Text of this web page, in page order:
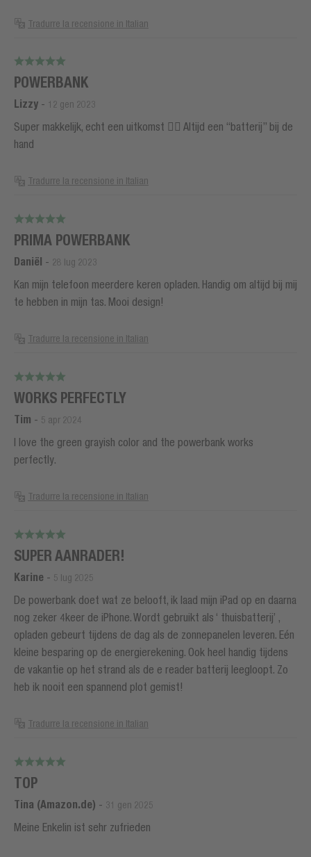
Tradurre la recensione in Italian
POWERBANK
Lizzy - 12 gen 2023
Super makkelijk, echt een uitkomst 👍🏻 Altijd een “batterij” bij de
hand
Tradurre la recensione in Italian
PRIMA POWERBANK
Daniël - 28 lug 2023
Kan mijn telefoon meerdere keren opladen. Handig om altijd bij mij
te hebben in mijn tas. Mooi design!
Tradurre la recensione in Italian
WORKS PERFECTLY
Tim - 5 apr 2024
I love the green grayish color and the powerbank works
perfectly.
Tradurre la recensione in Italian
SUPER AANRADER!
Karine - 5 lug 2025
De powerbank doet wat ze belooft, ik laad mijn iPad op en daarna
nog zeker 4keer de iPhone. Wordt gebruikt als ‘ thuisbatterij’ ,
opladen gebeurt tijdens de dag als de zonnepanelen leveren. Eén
kleine besparing op de energierekening. Ook heel handig tijdens
de vakantie op het strand als de e reader batterij leegloopt. Zo
heb ik nooit een spannend plot gemist!
Tradurre la recensione in Italian
TOP
Tina (Amazon.de) - 31 gen 2025
Meine Enkelin ist sehr zufrieden